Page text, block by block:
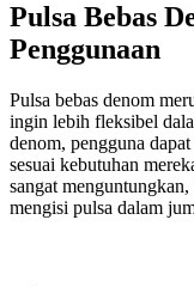
Pulsa Bebas
Penggunaan
Pulsa bebas denom
ingin lebih fleksibel
denom, pengguna
sesuai kebutuhan
sangat
mengisi pulsa dalam